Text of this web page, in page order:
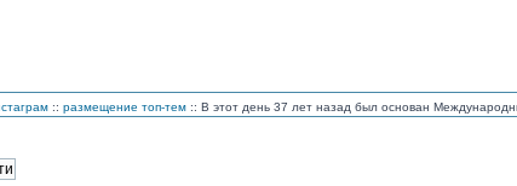
:: размещение топ-тем :: В этот день 37 лет назад был основан